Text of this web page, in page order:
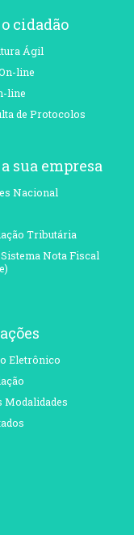
cidadão
Ágil
line
line
de Protocolos
sua empresa
Nacional
Tributária
Nota Fiscal
Eletrônico
Modalidades